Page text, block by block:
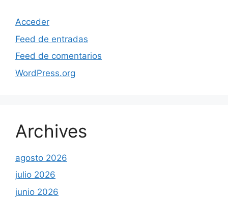
Acceder
Feed de entradas
Feed de comentarios
WordPress.org
Archives
agosto 2026
julio 2026
junio 2026